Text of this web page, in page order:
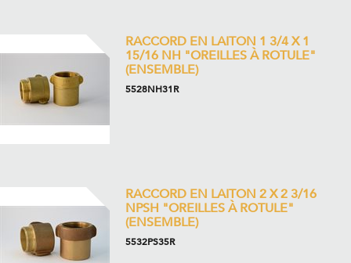
RACCORD EN LAITON 1 3/4 X 1
15/16 NH "OREILLES À ROTULE"
(ENSEMBLE)
5528NH31R
RACCORD EN LAITON 2 X 2 3/16
NPSH "OREILLES À ROTULE"
(ENSEMBLE)
5532PS35R